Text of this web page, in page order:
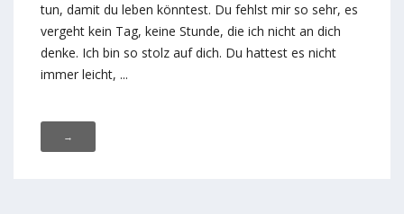
tun, damit du leben könntest. Du fehlst mir so sehr, es
vergeht kein Tag, keine Stunde, die ich nicht an dich
denke. Ich bin so stolz auf dich. Du hattest es nicht
immer leicht, ...
→